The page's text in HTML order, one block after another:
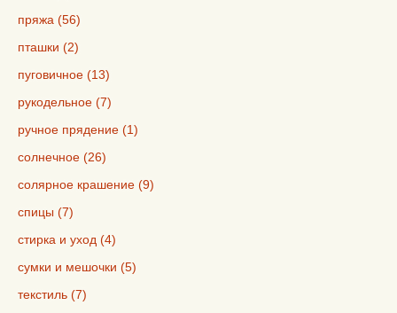
пряжа (56)
пташки (2)
пуговичное (13)
рукодельное (7)
ручное прядение (1)
солнечное (26)
солярное крашение (9)
спицы (7)
стирка и уход (4)
сумки и мешочки (5)
текстиль (7)